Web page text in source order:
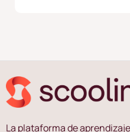
La plataforma de